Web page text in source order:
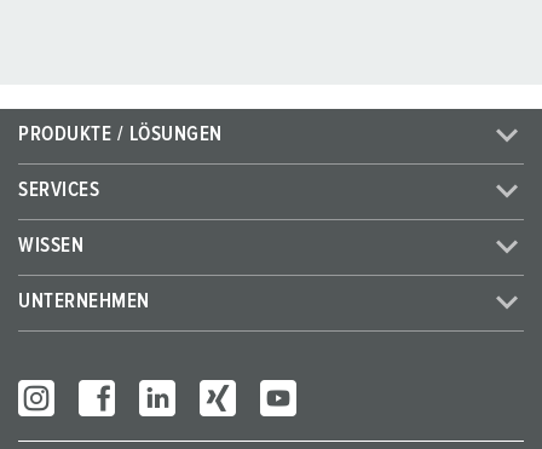
PRODUKTE / LÖSUNGEN
SERVICES
WISSEN
UNTERNEHMEN